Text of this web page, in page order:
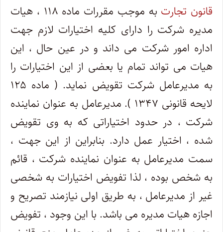
قانون تجارت
به موجب مقررات ماده ۱۱۸ ، هیات
مدیره شرکت را دارای کلیه اختیارات لازم جهت
اداره امور شرکت می داند و در عین حال ، این
هیات می تواند تمام یا بعضی از این اختیارات را
به مدیرعامل شرکت تقویض نماید. ( ماده ۱۲۵
لایحه قانونی ۱۳۴۷ ). مدیرعامل به عنوان نماینده
شرکت ، در حدود اختیاراتی که به وی تقویض
شده ، اختیار عمل دارد. بنابراین از این جهت ،
سمت مدیرعامل به عنوان نماینده شرکت ، قائم
به شخص بوده ، لذا تفویض اختیارات به شخصی
غیر از مدیرعامل ، به طریق اولی نیازمند تصریح و
اجازه هیات مدیره می باشد. با این وجود ، تفویض